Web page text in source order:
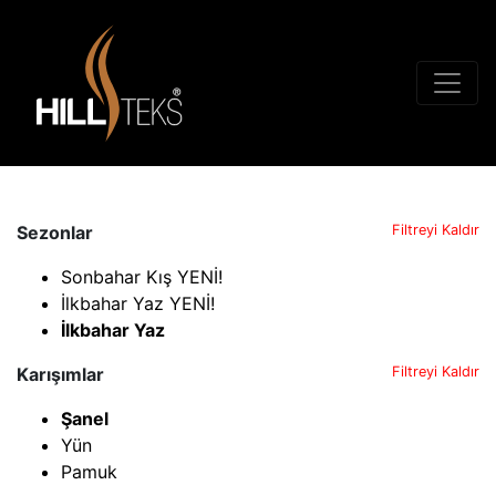
Sezonlar Filtreyi Kaldır
Sonbahar Kış YENİ!
İlkbahar Yaz YENİ!
İlkbahar Yaz
Karışımlar
Filtreyi Kaldır
Şanel
Yün
Pamuk